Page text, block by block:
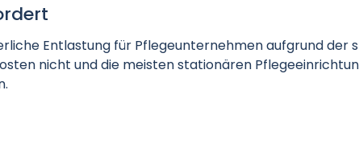
Entlastung für Pflegeunternehmen aufgrund der
nicht und die meisten stationären